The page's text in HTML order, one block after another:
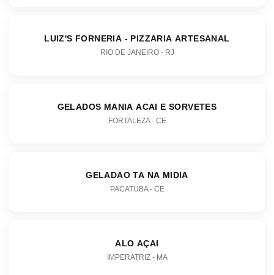
LUIZ'S FORNERIA - PIZZARIA ARTESANAL
RIO DE JANEIRO - RJ
GELADOS MANIA ACAI E SORVETES
FORTALEZA - CE
GELADÂO TA NA MIDIA
PACATUBA - CE
ALO AÇAI
IMPERATRIZ - MA